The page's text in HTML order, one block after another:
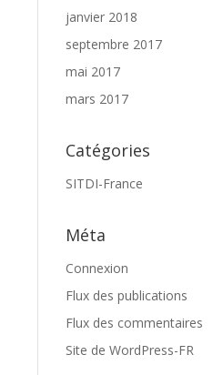
janvier 2018
septembre 2017
mai 2017
mars 2017
Catégories
SITDI-France
Méta
Connexion
Flux des publications
Flux des commentaires
Site de WordPress-FR